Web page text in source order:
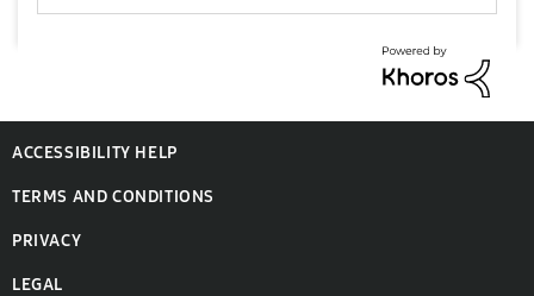
ACCESSIBILITY HELP
TERMS AND CONDITIONS
PRIVACY
LEGAL